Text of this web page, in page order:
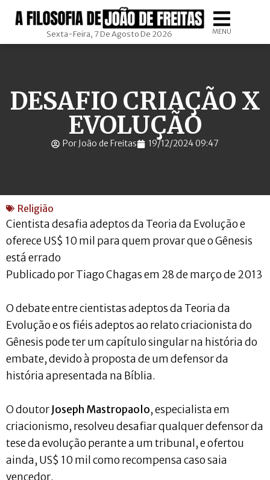
Sexta-Feira, 7 De Agosto De 2026 MENU
DESAFIO CRIAÇÃO X
EVOLUÇÃO
Por João de Freitas 19/12/2024 09:47
Religião
Cientista desafia adeptos da Teoria da Evolução e
oferece US$ 10 mil para quem provar que o Gênesis
está errado
Publicado por Tiago Chagas em 28 de março de 2013
O debate entre cientistas adeptos da Teoria da
Evolução e os fiéis adeptos ao relato criacionista do
Gênesis pode ter um capítulo singular na história do
embate, devido à proposta de um defensor da
história apresentada na Bíblia.
O doutorJoseph Mastropaolo, especialista em
criacionismo, resolveu desafiar qualquer defensor da
tese da evolução perante a um tribunal, e ofertou
ainda, US$ 10 mil como recompensa caso saia
vencedor.